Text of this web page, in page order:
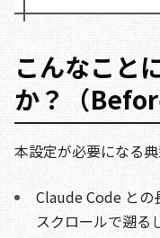
こんなこと
か？（
本設定が必要になる
Claude Code との
スクロールで遡る